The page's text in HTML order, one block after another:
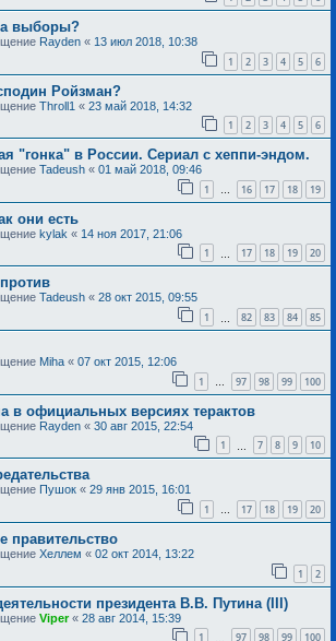
выборы?
Rayden « 13 июл 2018, 10:38
1 2 3 4 5 6
Ройзман?
Throll1 « 23 май 2018, 14:32
1 2 3 4 5 6
"гонка" в России. Сериал с хеппи-эндом.
Tadeush « 01 май 2018, 09:46
1 … 16 17 18 19
они есть
kylak « 14 ноя 2017, 21:06
1 17 18 19 20
Tadeush « 28 окт 2015, 09:55
1 82 83 84 85
Miha « 07 окт 2015, 12:06
1 … 97 98 99 100
в официальных версиях терактов
Rayden « 30 авг 2015, 22:54
1 7 8 9 10
Пушок « 29 янв 2015, 16:01
1 … 17 18 19 20
правительство
Хеллем « 02 окт 2014, 13:22
1 2
президента В.В. Путина (III)
Viper« 28 авг 2014, 15:39
1 97 98 99 100